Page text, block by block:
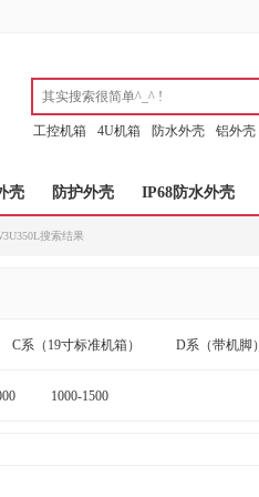
工控机箱 4U机箱 防水外壳 铝外壳
壳 防护外壳 IP68防水外壳
搜索结果
C系（19寸标准机箱） D系（带机脚）
1000-1500